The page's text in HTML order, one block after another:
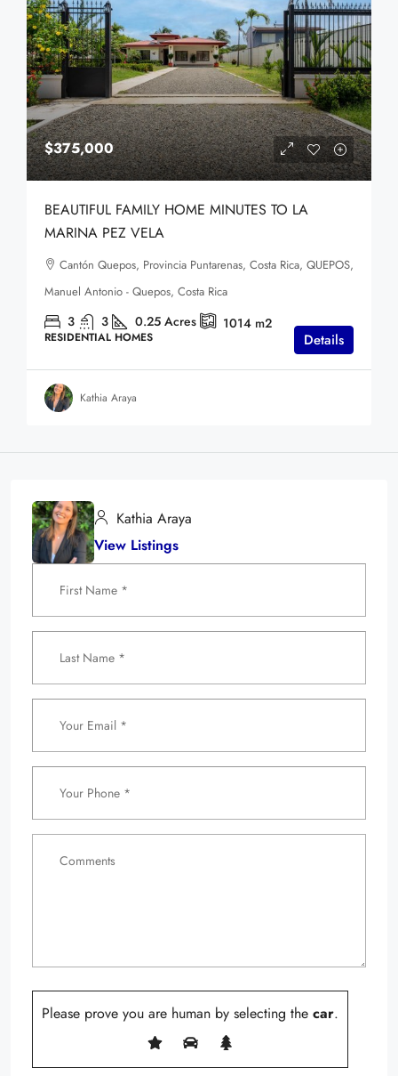
$375,000
BEAUTIFUL FAMILY HOME MINUTES TO LA
MARINA PEZ VELA
Cantón Quepos, Provincia Puntarenas, Costa Rica, QUEPOS,
Manuel Antonio - Quepos, Costa Rica
3 3 0.25 Acres 1014 m2
RESIDENTIAL HOMES Details
Kathia Araya
Kathia Araya
View Listings
Please prove you are human by selecting the car.